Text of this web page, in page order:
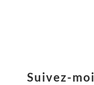
Suivez-moi